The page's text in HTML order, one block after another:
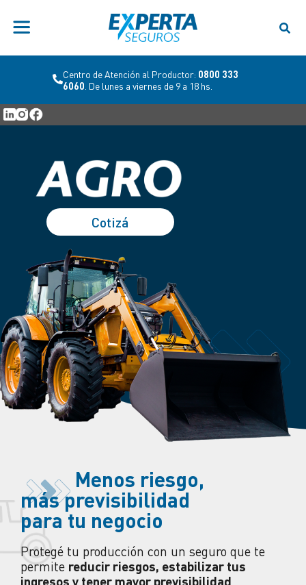
Centro de Atención al Productor: 0800 333
6060 . De lunes a viernes de 9 a 18 hs.
Cotizá
Menos riesgo,
más previsibilidad
para tu negocio
Protegé tu producción con un seguro que te
permite reducir riesgos, estabilizar tus
ingresos y tener mayor previsibilidad